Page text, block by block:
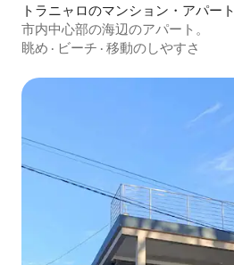
トラニャロのマンション・アパート
市内中心部の海辺のアパート。
眺め · ビーチ · 移動のしやすさ